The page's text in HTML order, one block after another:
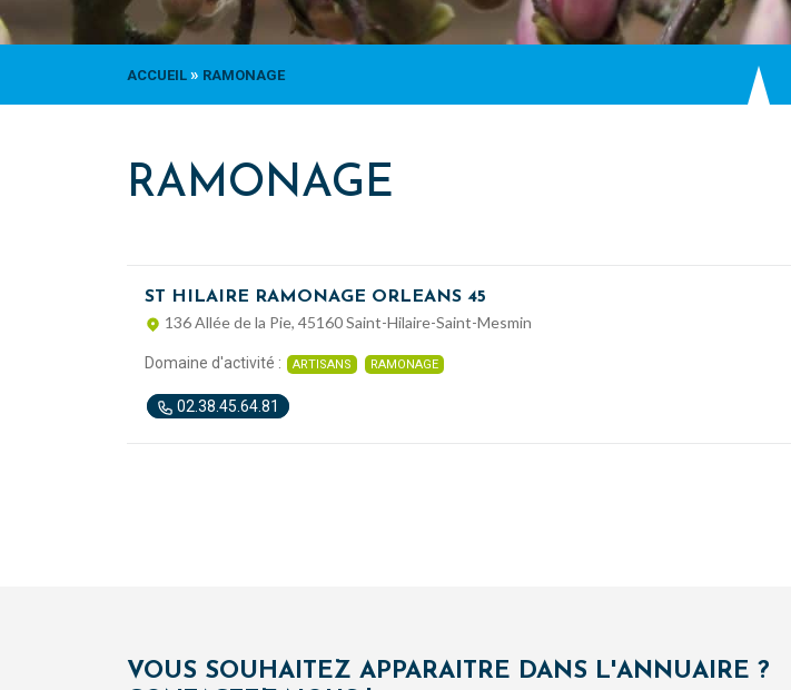
ACCUEIL » RAMONAGE
RAMONAGE
ST HILAIRE RAMONAGE ORLEANS 45
136 Allée de la Pie, 45160 Saint-Hilaire-Saint-Mesmin
Domaine d'activité : ARTISANS RAMONAGE
02.38.45.64.81
VOUS SOUHAITEZ APPARAITRE DANS L'ANNUAIRE ?